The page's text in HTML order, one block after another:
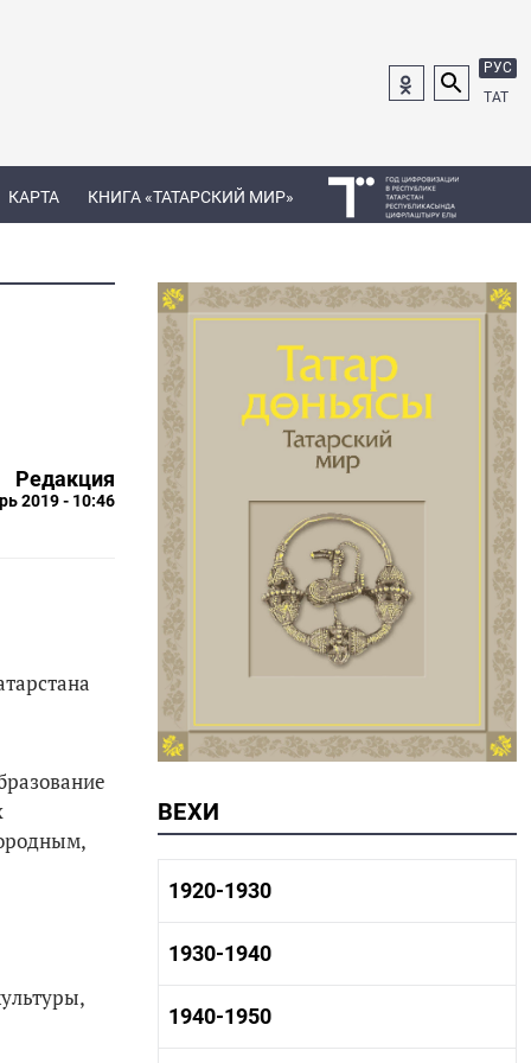
РУС
ТАТ
КАРТА КНИГА «ТАТАРСКИЙ МИР»
Редакция
2019 - 10:46
ВЕХИ
1920-1930
1920-1930 история
1920-1930 культура
1930-1940
1930-1940 история
1930-1940 культура
1940-1950